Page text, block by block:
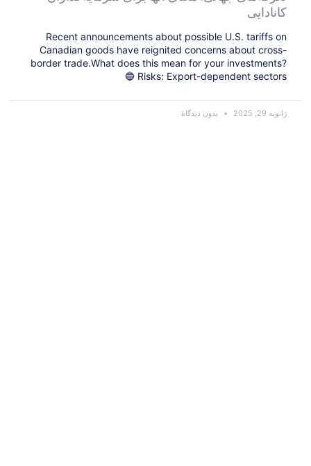
کانادایی
Recent announcements about possible U.S. tariffs on
Canadian goods have reignited concerns about cross-
border trade.What does this mean for your investments?
🔵 Risks: Export-dependent sectors
ژانویه 29, 2025 بدون دیدگاه